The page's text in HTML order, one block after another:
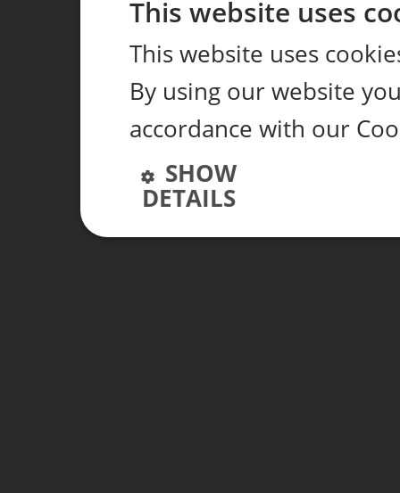
This website uses
This website uses
By using our website
accordance with our
SHOW
DETAILS